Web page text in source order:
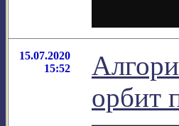
15.07.2020
15:52
орбит